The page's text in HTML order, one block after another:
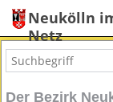
Neukölln
Netz
Der Bezirk